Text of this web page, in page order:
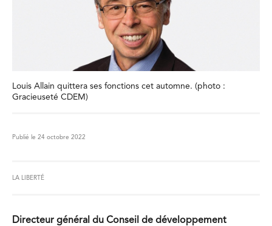
Louis Allain quittera ses fonctions cet automne. (photo :
Gracieuseté CDEM)
Publié le 24 octobre 2022
LA LIBERTÉ
Directeur général du Conseil de développement